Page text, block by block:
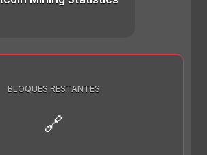
BLOQUES RESTANTES
🔗